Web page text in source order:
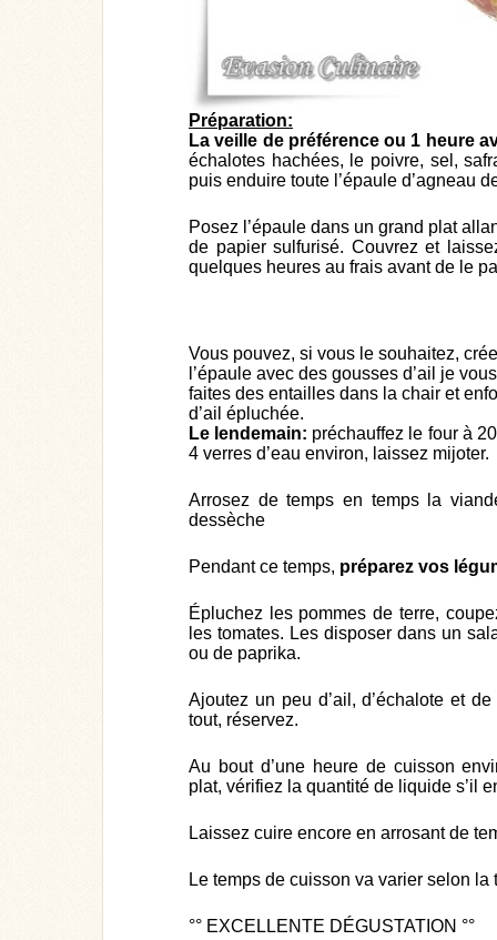
Préparation:
La veille de préférence ou 1 heure
échalotes hachées, le poivre, sel,
puis enduire toute l’épaule d’agneau
Posez l’épaule dans un grand plat
de papier sulfurisé. Couvrez et
quelques heures au frais avant de le
Vous pouvez, si vous le souhaitez,
l’épaule avec des gousses d’ail je
faites des entailles dans la chair et
d’ail épluchée.
Le lendemain: préchauffez le four à
4 verres d’eau environ, laissez mijoter.
Arrosez de temps en temps la
dessèche
Pendant ce temps, préparez vos
Épluchez les pommes de terre,
les tomates. Les disposer dans un
ou de paprika.
Ajoutez un peu d’ail, d’échalote et
tout, réservez.
Au bout d’une heure de cuisson
plat, vérifiez la quantité de liquide s’il
Laissez cuire encore en arrosant de
Le temps de cuisson va varier selon
°° EXCELLENTE DÉGUSTATION °°